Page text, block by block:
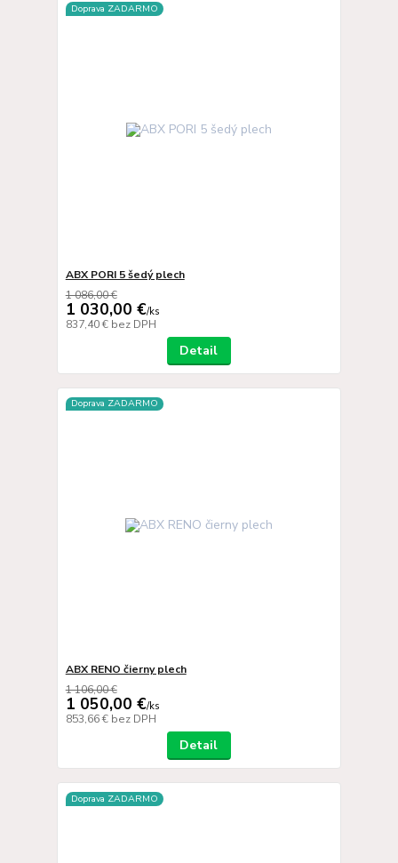
Doprava ZADARMO
ABX PORI 5 šedý plech
1 086,00 €
1 030,00 €/ks
837,40 € bez DPH
Detail
Doprava ZADARMO
ABX RENO čierny plech
1 106,00 €
1 050,00 €/ks
853,66 € bez DPH
Detail
Doprava ZADARMO